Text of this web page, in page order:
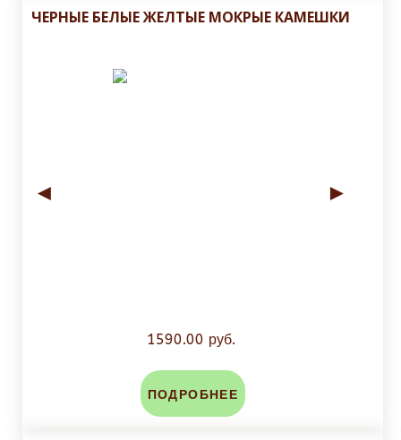
ЧЕРНЫЕ БЕЛЫЕ ЖЕЛТЫЕ МОКРЫЕ КАМЕШКИ
◄ ►
1590.00 руб.
ПОДРОБНЕЕ